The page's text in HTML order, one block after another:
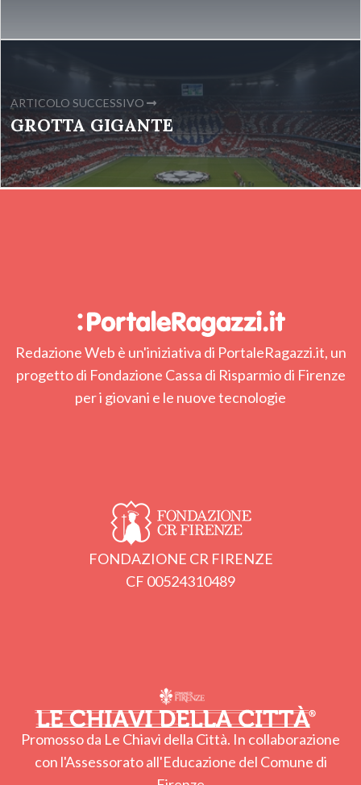
ARTICOLO SUCCESSIVO
GROTTA GIGANTE
Redazione Web è un'iniziativa di PortaleRagazzi.it, un
progetto di Fondazione Cassa di Risparmio di Firenze
per i giovani e le nuove tecnologie
FONDAZIONE CR FIRENZE
CF 00524310489
Promosso da Le Chiavi della Città. In collaborazione
con l'Assessorato all'Educazione del Comune di